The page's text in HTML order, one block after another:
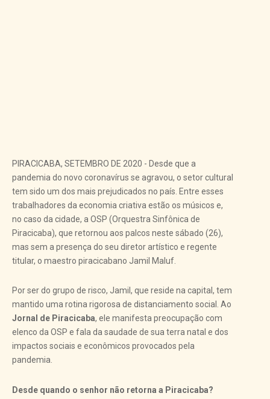
PIRACICABA, SETEMBRO DE 2020 - Desde que a
pandemia do novo coronavírus se agravou, o setor cultural
tem sido um dos mais prejudicados no país. Entre esses
trabalhadores da economia criativa estão os músicos e,
no caso da cidade, a OSP (Orquestra Sinfônica de
Piracicaba), que retornou aos palcos neste sábado (26),
mas sem a presença do seu diretor artístico e regente
titular, o maestro piracicabano Jamil Maluf.
Por ser do grupo de risco, Jamil, que reside na capital, tem
mantido uma rotina rigorosa de distanciamento social. Ao
Jornal de Piracicaba, ele manifesta preocupação com
elenco da OSP e fala da saudade de sua terra natal e dos
impactos sociais e econômicos provocados pela
pandemia.
Desde quando o senhor não retorna a Piracicaba?